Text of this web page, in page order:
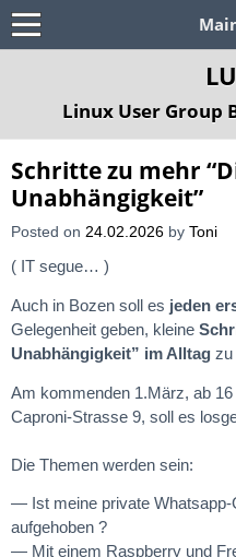
Linux User Group
Schritte zu mehr
Unabhängigkeit”
Posted on 24.02.2026 by Toni
( IT segue… )
Auch in Bozen soll es jeden
Gelegenheit geben, kleine
Unabhängigkeit” im Alltag zu
Am kommenden 1.März, ab
Caproni-Strasse 9, soll es
Die Themen werden sein:
— Ist meine private Whatsapp-
aufgehoben ?
— Mit einem Raspberry und